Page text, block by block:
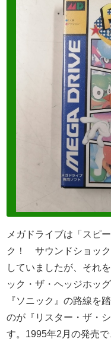
メガドライブは「スピ
ク！ サウンドショッ
していましたが、それ
ック・ザ・ヘッジホッ
『ソニック』の路線を
のが『リスター・ザ・
す。1995年2月の発売